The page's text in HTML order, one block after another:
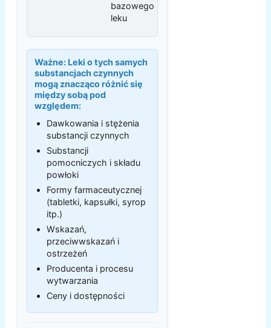
bazowego
leku
Ważne: Leki o tych samych
substancjach czynnych
mogą znacząco różnić się
między sobą pod
względem:
Dawkowania i stężenia
substancji czynnych
Substancji
pomocniczych i składu
powłoki
Formy farmaceutycznej
(tabletki, kapsułki, syrop
itp.)
Wskazań,
przeciwwskazań i
ostrzeżeń
Producenta i procesu
wytwarzania
Ceny i dostępności